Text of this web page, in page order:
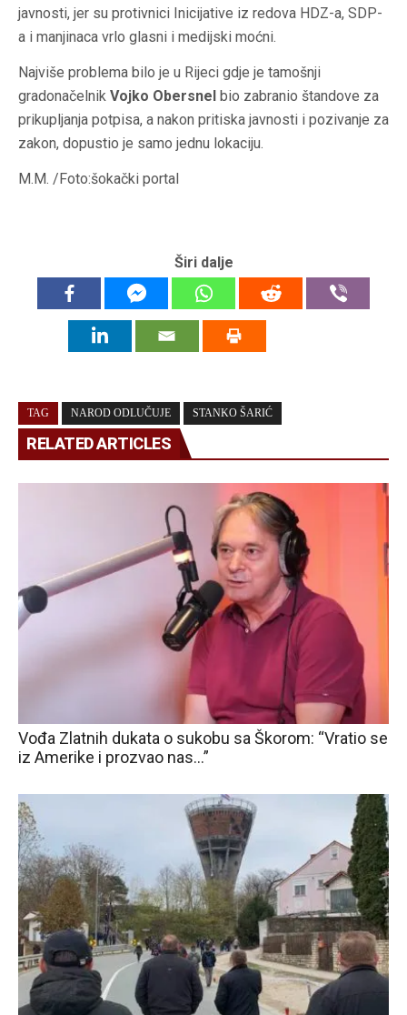
javnosti, jer su protivnici Inicijative iz redova HDZ-a, SDP-
a i manjinaca vrlo glasni i medijski moćni.
Najviše problema bilo je u Rijeci gdje je tamošnji
gradonačelnik Vojko Obersnel bio zabranio štandove za
prikupljanja potpisa, a nakon pritiska javnosti i pozivanje za
zakon, dopustio je samo jednu lokaciju.
M.M. /Foto:šokački portal
Širi dalje
TAG NAROD ODLUČUJE STANKO ŠARIĆ
RELATED ARTICLES
Vođa Zlatnih dukata o sukobu sa Škorom: “Vratio se
iz Amerike i prozvao nas…”